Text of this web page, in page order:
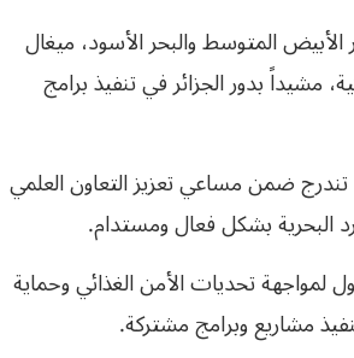
الأبيض المتوسط والبحر الأسود، ميغال
مشيداً بدور الجزائر في تنفيذ برامج
تندرج ضمن مساعي تعزيز التعاون العلمي
البحرية بشكل فعال ومستدام.
لمواجهة تحديات الأمن الغذائي وحماية
مشاريع وبرامج مشتركة.